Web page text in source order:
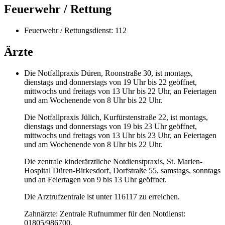
Feuerwehr / Rettung
Feuerwehr / Rettungsdienst: 112
Ärzte
Die Notfallpraxis Düren, Roonstraße 30, ist montags,
dienstags und donnerstags von 19 Uhr bis 22 geöffnet,
mittwochs und freitags von 13 Uhr bis 22 Uhr, an Feiertagen
und am Wochenende von 8 Uhr bis 22 Uhr.
Die Notfallpraxis Jülich, Kurfürstenstraße 22, ist montags,
dienstags und donnerstags von 19 bis 23 Uhr geöffnet,
mittwochs und freitags von 13 Uhr bis 23 Uhr, an Feiertagen
und am Wochenende von 8 Uhr bis 22 Uhr.
Die zentrale kinderärztliche Notdienstpraxis, St. Marien-
Hospital Düren-Birkesdorf, Dorfstraße 55, samstags, sonntags
und an Feiertagen von 9 bis 13 Uhr geöffnet.
Die Arztrufzentrale ist unter 116117 zu erreichen.
Zahnärzte: Zentrale Rufnummer für den Notdienst:
01805/986700.